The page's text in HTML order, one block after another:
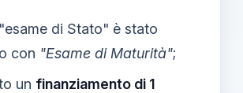
di Stato" è stato
con "Esame di Maturità";
un finanziamento di 1